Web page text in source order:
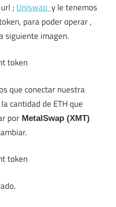
; Uniswapy le tenemos
para poder operar ,
siguiente imagen.
que conectar nuestra
cantidad de ETH que
por MetalSwap (XMT)